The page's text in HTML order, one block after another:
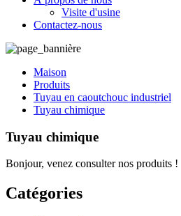
Visite d'usine
Contactez-nous
Maison
Produits
Tuyau en caoutchouc industriel
Tuyau chimique
Tuyau chimique
Bonjour, venez consulter nos produits !
Catégories